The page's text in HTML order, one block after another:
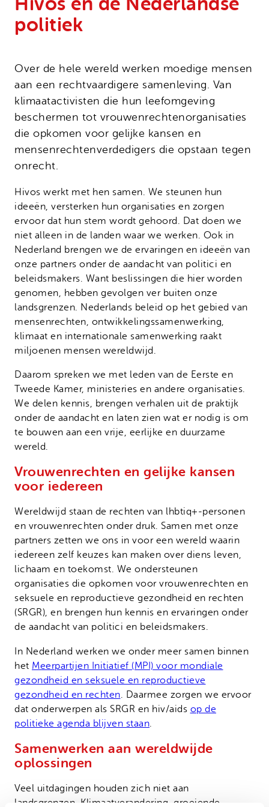
politiek
Over de hele wereld werken moedige mensen
aan een rechtvaardigere samenleving. Van
klimaatactivisten die hun leefomgeving
beschermen tot vrouwenrechtenorganisaties
die opkomen voor gelijke kansen en
mensenrechtenverdedigers die opstaan tegen
onrecht.
Hivos werkt met hen samen. We steunen hun
ideeën, versterken hun organisaties en zorgen
ervoor dat hun stem wordt gehoord. Dat doen we
niet alleen in de landen waar we werken. Ook in
Nederland brengen we de ervaringen en ideeën van
onze partners onder de aandacht van politici en
beleidsmakers. Want beslissingen die hier worden
genomen, hebben gevolgen ver buiten onze
landsgrenzen. Nederlands beleid op het gebied van
mensenrechten, ontwikkelingssamenwerking,
klimaat en internationale samenwerking raakt
miljoenen mensen wereldwijd.
Daarom spreken we met leden van de Eerste en
Tweede Kamer, ministeries en andere organisaties.
We delen kennis, brengen verhalen uit de praktijk
onder de aandacht en laten zien wat er nodig is om
te bouwen aan een vrije, eerlijke en duurzame
wereld.
Vrouwenrechten en gelijke kansen
voor iedereen
Wereldwijd staan de rechten van lhbtiq+-personen
en vrouwenrechten onder druk. Samen met onze
partners zetten we ons in voor een wereld waarin
iedereen zelf keuzes kan maken over diens leven,
lichaam en toekomst. We ondersteunen
organisaties die opkomen voor vrouwenrechten en
seksuele en reproductieve gezondheid en rechten
(SRGR), en brengen hun kennis en ervaringen onder
de aandacht van politici en beleidsmakers.
In Nederland werken we onder meer samen binnen
het Meerpartijen Initiatief (MPI) voor mondiale
gezondheid en seksuele en reproductieve
gezondheid en rechten. Daarmee zorgen we ervoor
dat onderwerpen als SRGR en hiv/aids op de
politieke agenda blijven staan.
Samenwerken aan wereldwijde
oplossingen
Veel uitdagingen houden zich niet aan
landsgrenzen. Klimaatverandering, groeiende
Noodfonds voor activisten
Onze successen
Jaarverslag
Contact